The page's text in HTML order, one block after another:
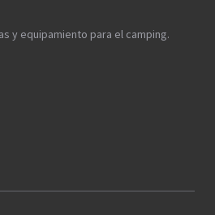
y equipamiento para el camping.